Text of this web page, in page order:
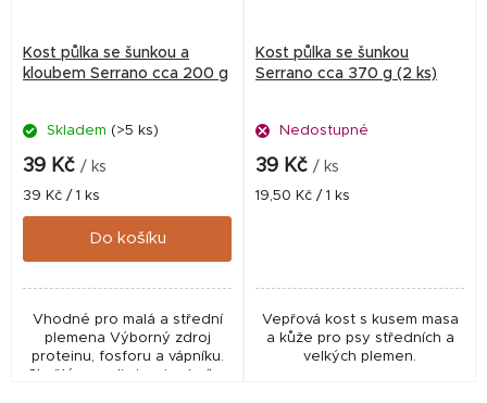
Kost půlka se šunkou a
kloubem Serrano cca 200 g
Skladem (>5 ks)
39 Kč / ks
Měrná
cena:
39 Kč / 1 ks
Do košíku
Vhodné pro malá a střední
plemena Výborný zdroj
proteinu, fosforu a vápníku.
Kost půlka se šunkou
Serrano cca 370 g (2 ks)
Nedostupné
39 Kč / ks
Měrná
19,50 Kč / 1 ks
Vepřová kost s kusem masa
a kůže pro psy středních a
velkých plemen.